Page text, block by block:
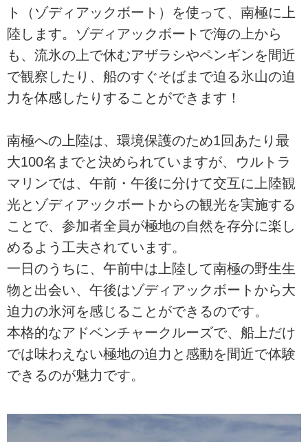
ト（ゾディアックボート）を使って、南極に上
陸します。ゾディアックボートで海の上から
も、流氷の上で休むアザラシやペンギンを間近
で観察したり、船のすぐそばまで迫る氷山の迫
力を体感したりすることができます！
南極への上陸は、環境保護のため1回あたり最
大100名までと決められていますが、ウルトラ
マリンでは、午前・午後に分けて交互に上陸観
光とゾディアックボートからの観光を実施する
ことで、参加者全員が極地の自然を存分に楽し
めるよう工夫されています。
一日のうちに、午前中は上陸して南極の野生生
物と出会い、午後はゾディアックボートから大
迫力の氷河を感じることができるのです。
本格的なアドベンチャークルーズで、船上だけ
では味わえない極地の迫力と感動を間近で体験
できるのが魅力です。